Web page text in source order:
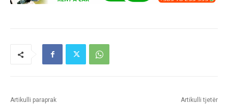
Artikulli paraprak Artikulli tjetër